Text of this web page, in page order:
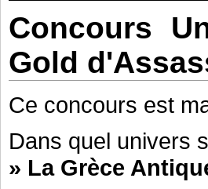
Concours
Gold
Ce concours est
Dans quel univers
» La Grèce